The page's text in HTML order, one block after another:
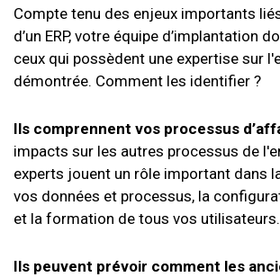
Compte tenu des enjeux importants
d’un ERP, votre équipe d’implantation
ceux qui possèdent une expertise sur
démontrée. Comment les identifier ?
Ils comprennent vos processus
impacts sur les autres processus de
experts jouent un rôle important dans
vos données et processus, la
et la formation de tous vos utilisateurs.
Ils peuvent prévoir comment les